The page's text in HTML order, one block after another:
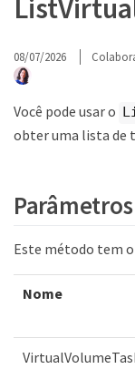
08/07/2026
Você pode usar o
obter uma lista de
Parâmetros
Este método tem
Nome